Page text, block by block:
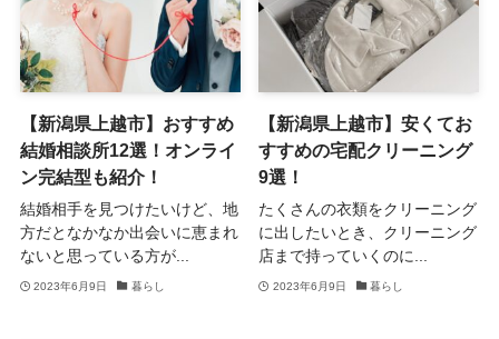
【新潟県上越市】おすすめ
結婚相談所12選！オンライ
ン完結型も紹介！
結婚相手を見つけたいけど、地
方だとなかなか出会いに恵まれ
ないと思っている方が...
2023年6月9日 暮らし
【新潟県上越市】安くてお
すすめの宅配クリーニング
9選！
たくさんの衣類をクリーニング
に出したいとき、クリーニング
店まで持っていくのに...
2023年6月9日 暮らし